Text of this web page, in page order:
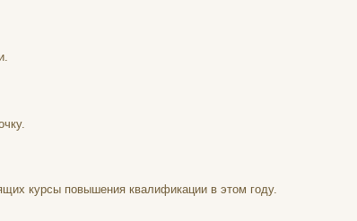
курсы повышения квалификации в этом году.